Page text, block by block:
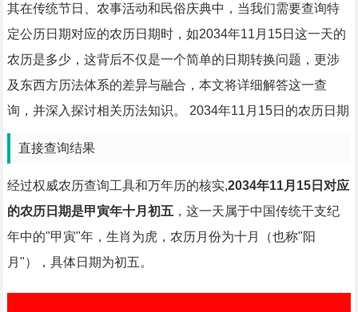
其在传统节日、农事活动和民俗庆典中，当我们需要查询特
定公历日期对应的农历日期时，如2034年11月15日这一天的
农历是多少，这背后不仅是一个简单的日期转换问题，更涉
及东西方历法体系的差异与融合，本文将详细解答这一查
询，并深入探讨相关历法知识。 2034年11月15日的农历日期
直接查询结果
经过权威农历查询工具和万年历的核实,2034年11月15日对应
的农历日期是甲寅年十月初五，这一天属于中国传统干支纪
年中的"甲寅"年，生肖为虎，农历月份为十月（也称"阳
月"），具体日期为初五。